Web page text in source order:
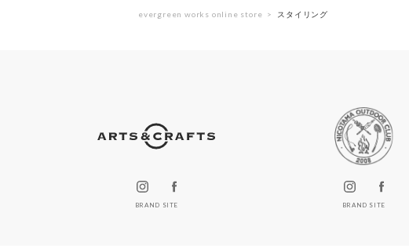
evergreen works online store スタイリング
BRAND SITE BRAND SITE